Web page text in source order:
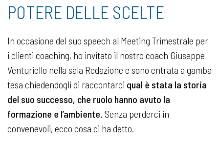
POTERE DELLE SCELTE
In occasione del suo speech al Meeting Trimestrale per
i clienti coaching, ho invitato il nostro coach Giuseppe
Venturiello nella sala Redazione e sono entrata a gamba
tesa chiedendogli di raccontarci qual è stata la storia
del suo successo, che ruolo hanno avuto la
formazione e l’ambiente. Senza perderci in
convenevoli, ecco cosa ci ha detto.